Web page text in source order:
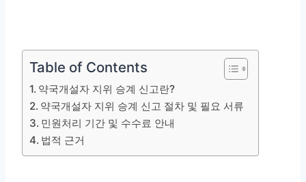
Table of Contents
약국개설자 지위 승계 신고란?
약국개설자 지위 승계 신고 절차 및 필요 서류
민원처리 기간 및 수수료 안내
법적 근거